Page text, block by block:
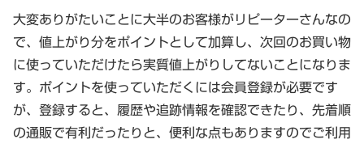
大変ありがたいことに大半のお客様がリピーターさんなの
で、値上がり分をポイントとして加算し、次回のお買い物
に使っていただけたら実質値上がりしてないことになりま
す。ポイントを使っていただくには会員登録が必要です
が、登録すると、履歴や追跡情報を確認できたり、先着順
の通販で有利だったりと、便利な点もありますのでご利用